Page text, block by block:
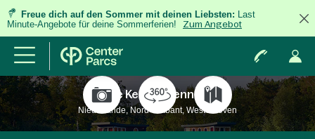
Freue dich auf den Sommer mit deinen Liebsten: Last
Minute-Angebote für deine Sommerferien!
Zum Angebot
De Kempervennen
Niederlande, Nord-Brabant, Westerhoven